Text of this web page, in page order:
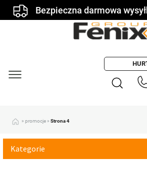
Bezpieczna darmowa
» promocje » Strona 4
Kategorie